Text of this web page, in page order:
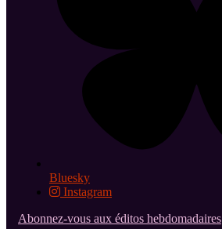
Bluesky
Instagram
Abonnez-vous aux éditos hebdomadaires